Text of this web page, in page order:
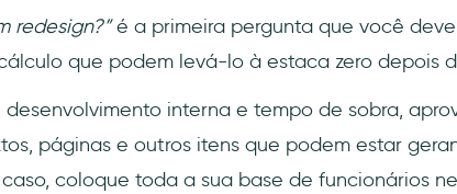
redesign?”é a primeira pergunta que você
que podem levá-lo à estaca zero depois
interna e tempo de sobra,
páginas e outros itens que podem estar
coloque toda a sua base de funcionários